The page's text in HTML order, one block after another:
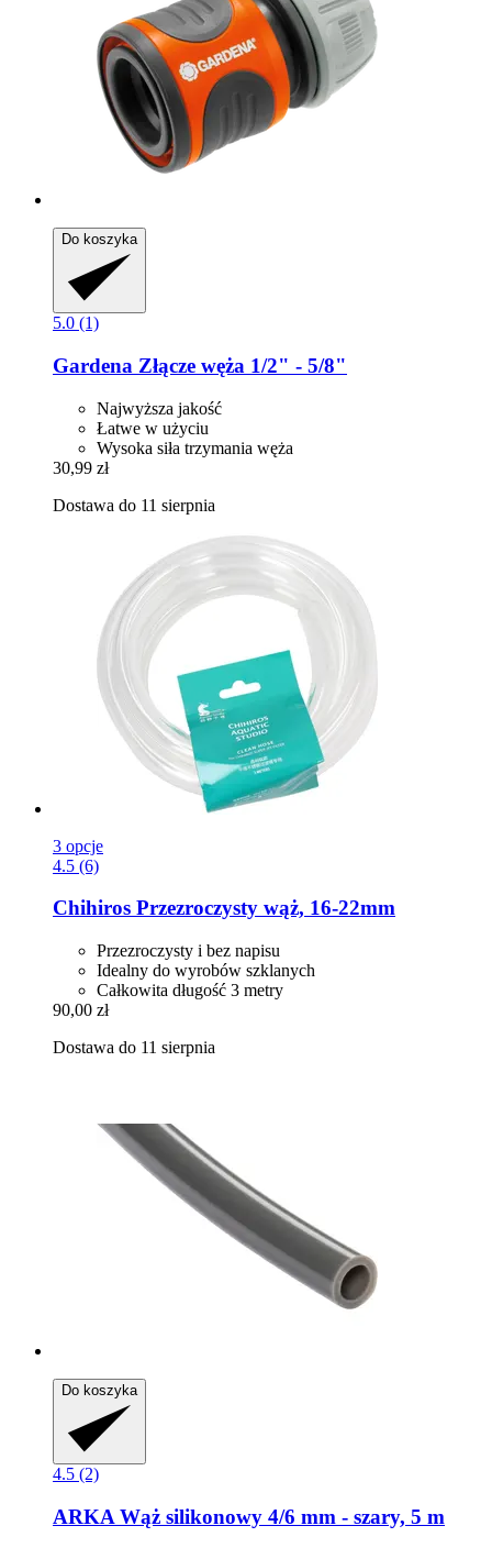
Do koszyka
5.0 (1)
Gardena Złącze węża 1/2" -​ 5/8"
Najwyższa jakość
Łatwe w użyciu
Wysoka siła trzymania węża
30,99 zł
Dostawa do 11 sierpnia
3 opcje
4.5 (6)
Chihiros Przezroczysty wąż, 16-​22mm
Przezroczysty i bez napisu
Idealny do wyrobów szklanych
Całkowita długość 3 metry
90,00 zł
Dostawa do 11 sierpnia
Do koszyka
4.5 (2)
ARKA Wąż silikonowy 4/6 mm -​ szary, 5 m